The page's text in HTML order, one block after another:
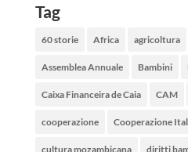
Tag
60 storie Africa agricoltura
Assemblea Annuale Bambini
Caixa Financeira de Caia CAM
cooperazione Cooperazione
cultura mozambicana diritti